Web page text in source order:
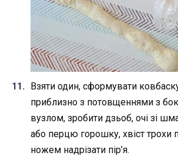
Взяти один, сформувати
приблизно з потовщеннями з
вузлом, зробити дзьоб, очі зі
або перцю горошку, хвіст трохи
ножем надрізати пір’я.